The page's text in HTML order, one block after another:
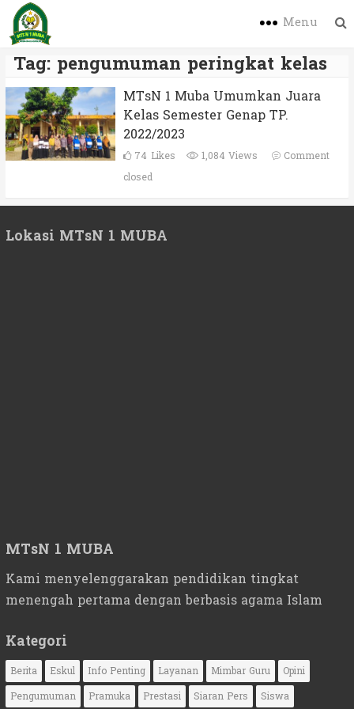
Menu
Tag: pengumuman peringkat kelas
MTsN 1 Muba Umumkan Juara
Kelas Semester Genap TP.
2022/2023
74 Likes 1,084 Views
Comment
closed
Lokasi MTsN 1 MUBA
MTsN 1 MUBA
Kami menyelenggarakan pendidikan tingkat
menengah pertama dengan berbasis agama Islam
Kategori
Berita Eskul Info Penting Layanan Mimbar Guru
Opini
Pengumuman
Pramuka Prestasi Siaran Pers Siswa